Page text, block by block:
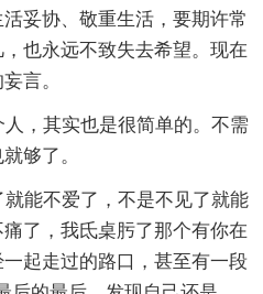
妥协、敬重生活，要期许常
也永远不致失去希望。现在
言。
，其实也是很简单的。不需
够了。
能不爱了，不是不见了就能
了，我氐桌肟了那个有你在
起走过的路口，甚至有一段